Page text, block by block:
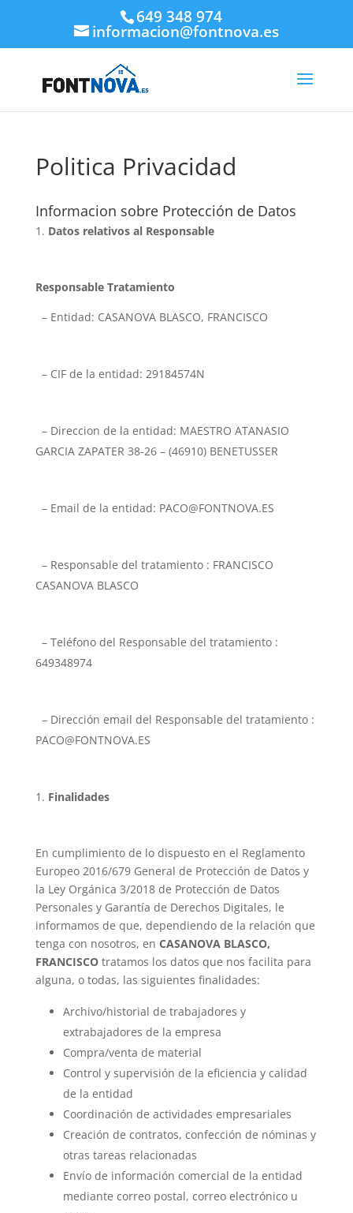
649 348 974
informacion@fontnova.es
Politica Privacidad
Informacion sobre Protección de Datos
Datos relativos al Responsable
Responsable Tratamiento
– Entidad: CASANOVA BLASCO, FRANCISCO
– CIF de la entidad: 29184574N
– Direccion de la entidad: MAESTRO ATANASIO
GARCIA ZAPATER 38-26 – (46910) BENETUSSER
– Email de la entidad: PACO@FONTNOVA.ES
– Responsable del tratamiento : FRANCISCO
CASANOVA BLASCO
– Teléfono del Responsable del tratamiento :
649348974
– Dirección email del Responsable del tratamiento :
PACO@FONTNOVA.ES
Finalidades
En cumplimiento de lo dispuesto en el Reglamento
Europeo 2016/679 General de Protección de Datos y
la Ley Orgánica 3/2018 de Protección de Datos
Personales y Garantía de Derechos Digitales, le
informamos de que, dependiendo de la relación que
tenga con nosotros, en CASANOVA BLASCO,
FRANCISCOtratamos los datos que nos facilita para
alguna, o todas, las siguientes finalidades:
Archivo/historial de trabajadores y
extrabajadores de la empresa
Compra/venta de material
Control y supervisión de la eficiencia y calidad
de la entidad
Coordinación de actividades empresariales
Creación de contratos, confección de nóminas y
otras tareas relacionadas
Envío de información comercial de la entidad
mediante correo postal, correo electrónico u